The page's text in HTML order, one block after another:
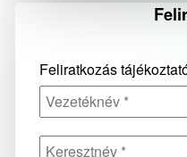
Feliratkozás